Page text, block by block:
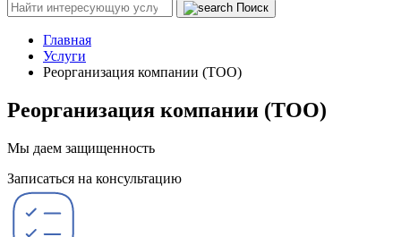
Поиск
Главная
Услуги
Реорганизация компании (ТОО)
Реорганизация компании (ТОО)
Мы даем защищенность
Записаться на консультацию